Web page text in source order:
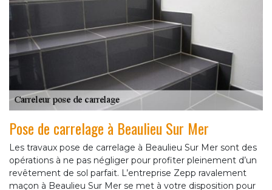
Pose de carrelage à Beaulieu Sur Mer
Les travaux pose de carrelage à Beaulieu Sur Mer sont des
opérations à ne pas négliger pour profiter pleinement d’un
revêtement de sol parfait. L’entreprise Zepp ravalement
maçon à Beaulieu Sur Mer se met à votre disposition pour